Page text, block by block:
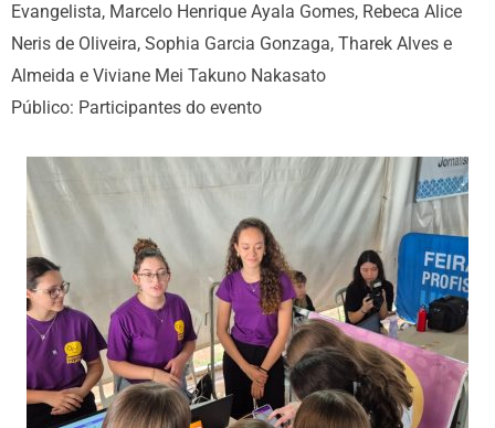
Evangelista, Marcelo Henrique Ayala Gomes, Rebeca Alice
Neris de Oliveira, Sophia Garcia Gonzaga, Tharek Alves e
Almeida e Viviane Mei Takuno Nakasato
Público: Participantes do evento